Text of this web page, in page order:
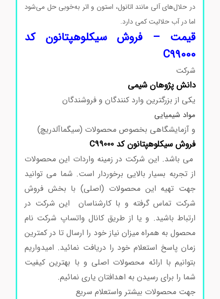
در حلال‌های آلی مانند اتانول، استون و اتر به‌خوبی حل می‌شود
اما در آب حلالیت کمی دارد.قیمت سیکلوهپتانون
قیمت – فروش سیکلوهپتانون کد
C99000
شرکت
دانش پژوهان شیمی
یکی از بزرگترین وارد کنندگان و فروشندگان
مواد شیمیایی
و آزمایشگاهی بخصوص محصولات (سیگماآلدریچ)
فروش سیکلوهپتانون کد C99000
می باشد. این شرکت در زمینه واردات این محصولات
از تجربه بسیار بالایی برخوردار است. شما می توانید
جهت تهیه این محصولات (اصلی) با بخش فروش
شرکت تماس گرفته و با کارشناسان این شرکت در
ارتباط باشید. و یا از طریق کانال واتساپ شرکت نام
محصول به همراه میزان نیاز خود را ارسال تا در کمترین
زمان پاسخ استعلام خود را دریافت نمائید. امیدواریم
بتوانیم با ارائه محصولات اصلی و با بهترین کیفیت
شما را برای رسیدن به اهدافتان یاری نمائیم.
جهت محصولات بیشتر واستعلام سریع